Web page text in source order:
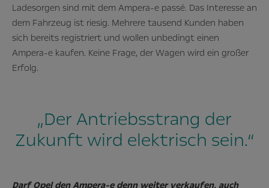
Ladesorgen sind mit dem Ampera-e passé. Das Interesse an
dem Fahrzeug ist riesig. Mehrere tausend Kunden haben
sich bereits registriert und wollen unbedingt einen
Ampera-e kaufen. Keine Frage, der Wagen wird ein großer
Erfolg.
„Der Antriebsstrang der
Zukunft wird elektrisch sein.“
Darf Opel den Ampera-e denn weiter verkaufen, auch